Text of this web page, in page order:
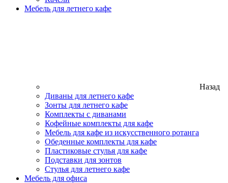
Мебель для летнего кафе
Назад
Диваны для летнего кафе
Зонты для летнего кафе
Комплекты с диванами
Кофейные комплекты для кафе
Мебель для кафе из искусственного ротанга
Обеденные комплекты для кафе
Пластиковые стулья для кафе
Подставки для зонтов
Стулья для летнего кафе
Мебель для офиса